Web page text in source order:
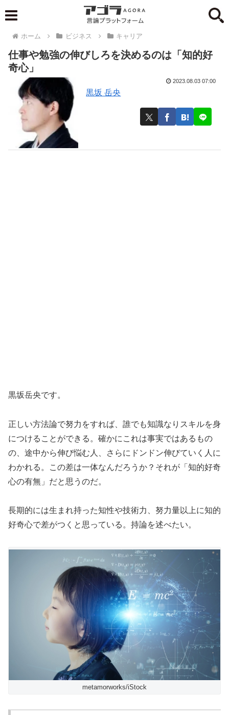
ホーム ビジネス キャリア
仕事や勉強の伸びしろを決めるのは「知的好
奇心」
黒坂 岳央
2023.08.03 07:00
黒坂岳央です。
正しい方法論で努力をすれば、誰でも知識なりスキルを身
につけることができる。確かにこれは事実ではあるもの
の、途中から伸び悩む人、さらにドンドン伸びていく人に
わかれる。この差は一体なんだろうか？それが「知的好奇
心の有無」だと思うのだ。
長期的には生まれ持った知性や技術力、努力量以上に知的
好奇心で差がつくと思っている。持論を述べたい。
metamorworks/iStock